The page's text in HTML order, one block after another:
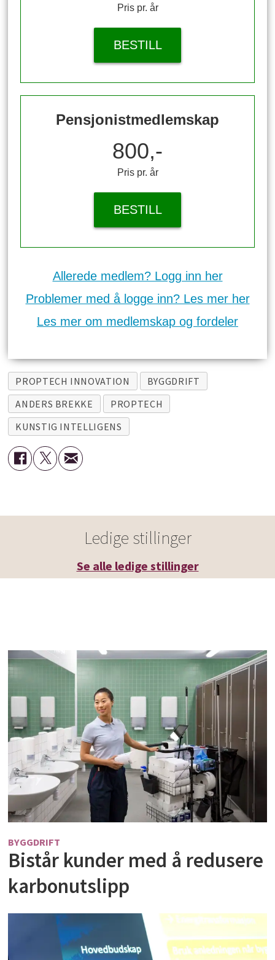
Pris pr. år
BESTILL
Pensjonistmedlemskap
800,-
Pris pr. år
BESTILL
Allerede medlem? Logg inn her
Problemer med å logge inn? Les mer her
Les mer om medlemskap og fordeler
PROPTECH INNOVATION
BYGGDRIFT
ANDERS BREKKE
PROPTECH
KUNSTIG INTELLIGENS
Ledige stillinger
Se alle ledige stillinger
BYGGDRIFT
Bistår kunder med å redusere
karbonutslipp